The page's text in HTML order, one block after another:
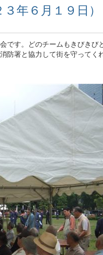
年６月１９日）
です。どのチームもきびきび
防署と協力して街を守ってく